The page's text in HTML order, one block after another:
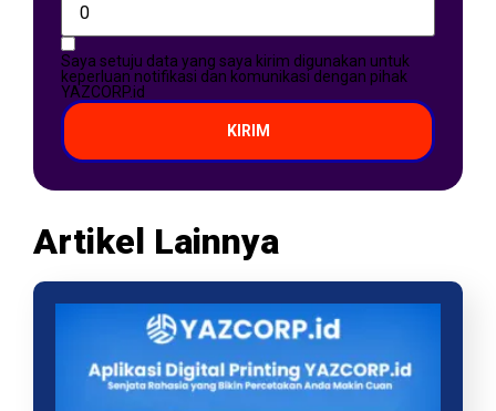
Saya setuju data yang saya kirim digunakan untuk
keperluan notifikasi dan komunikasi dengan pihak
YAZCORP.id
KIRIM
Artikel Lainnya